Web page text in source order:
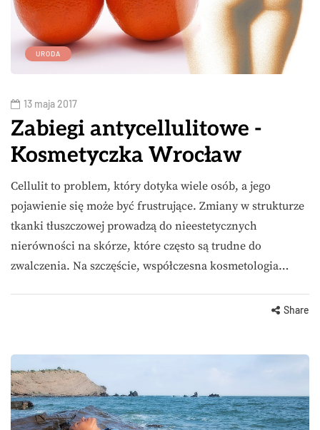
URODA
13 maja 2017
Zabiegi antycellulitowe -
Kosmetyczka Wrocław
Cellulit to problem, który dotyka wiele osób, a jego
pojawienie się może być frustrujące. Zmiany w strukturze
tkanki tłuszczowej prowadzą do nieestetycznych
nierówności na skórze, które często są trudne do
zwalczenia. Na szczęście, współczesna kosmetologia…
Share